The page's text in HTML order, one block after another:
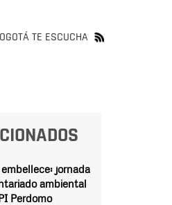
TE ESCUCHA
jornada
ambiental
Perdomo